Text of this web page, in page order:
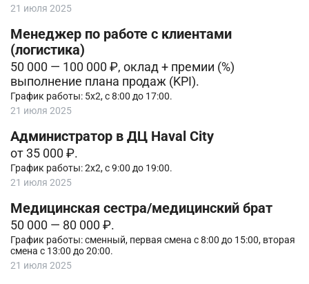
21 июля 2025
Менеджер по работе с клиентами
(логистика)
50 000 — 100 000 ₽, оклад + премии (%)
выполнение плана продаж (KPI).
График работы: 5х2, с 8:00 до 17:00.
21 июля 2025
Администратор в ДЦ Haval City
от 35 000 ₽.
График работы: 2х2, с 9:00 до 19:00.
21 июля 2025
Медицинская сестра/медицинский брат
50 000 — 80 000 ₽.
График работы: сменный, первая смена с 8:00 до 15:00, вторая
смена с 13:00 до 20:00.
21 июля 2025